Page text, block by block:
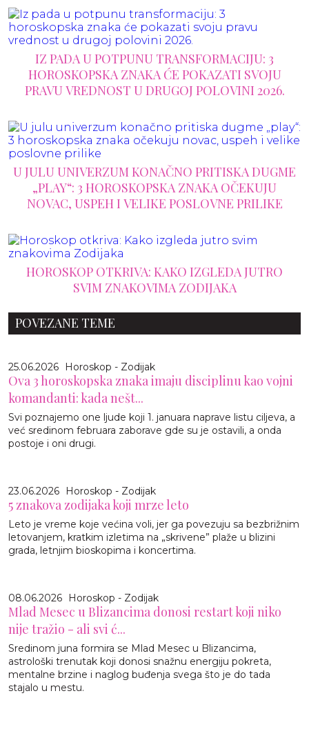
IZ PADA U POTPUNU TRANSFORMACIJU: 3
HOROSKOPSKA ZNAKA ĆE POKAZATI SVOJU
PRAVU VREDNOST U DRUGOJ POLOVINI 2026.
U JULU UNIVERZUM KONAČNO PRITISKA DUGME
„PLAY“: 3 HOROSKOPSKA ZNAKA OČEKUJU
NOVAC, USPEH I VELIKE POSLOVNE PRILIKE
HOROSKOP OTKRIVA: KAKO IZGLEDA JUTRO
SVIM ZNAKOVIMA ZODIJAKA
POVEZANE TEME
25.06.2026 Horoskop - Zodijak
Ova 3 horoskopska znaka imaju disciplinu kao vojni
komandanti: kada nešt...
Svi poznajemo one ljude koji 1. januara naprave listu ciljeva, a
već sredinom februara zaborave gde su je ostavili, a onda
postoje i oni drugi.
23.06.2026 Horoskop - Zodijak
5 znakova zodijaka koji mrze leto
Leto je vreme koje većina voli, jer ga povezuju sa bezbrižnim
letovanjem, kratkim izletima na „skrivene” plaže u blizini
grada, letnjim bioskopima i koncertima.
08.06.2026 Horoskop - Zodijak
Mlad Mesec u Blizancima donosi restart koji niko
nije tražio - ali svi ć...
Sredinom juna formira se Mlad Mesec u Blizancima,
astrološki trenutak koji donosi snažnu energiju pokreta,
mentalne brzine i naglog buđenja svega što je do tada
stajalo u mestu.